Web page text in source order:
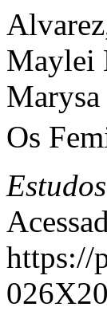
Maylei
Os
https://